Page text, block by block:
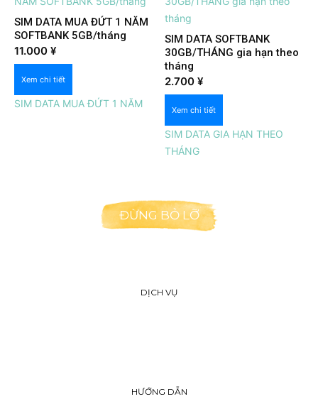
SIM DATA MUA ĐỨT 1 NĂM
SOFTBANK 5GB/tháng
11.000 ¥
Xem chi tiết
SIM DATA MUA ĐỨT 1 NĂM
SIM DATA SOFTBANK
30GB/THÁNG gia hạn theo
tháng
2.700¥
Xem chi tiết
SIM DATA GIA HẠN THEO
THÁNG
ĐỪNG BỎ LỠ
DỊCH VỤ
HƯỚNG DẪN